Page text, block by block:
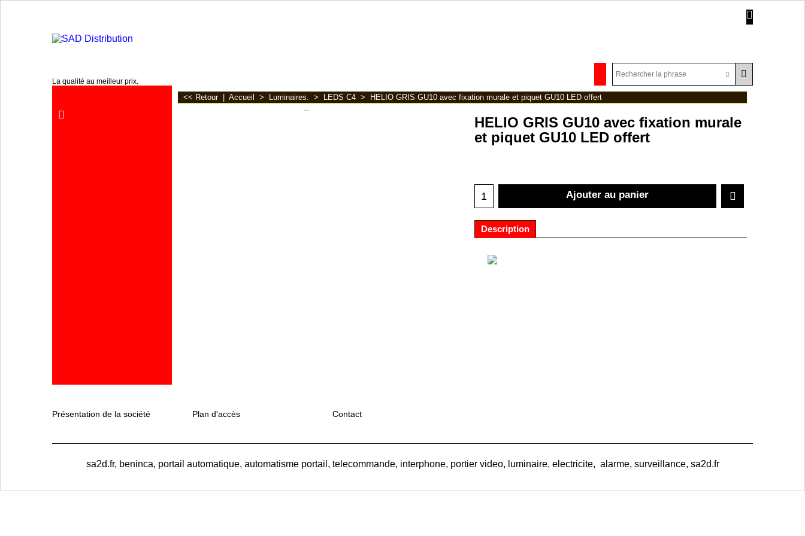
La qualité au meilleur prix.
<< Retour Accueil > Luminaires. > LEDS C4 > HELIO GRIS GU10 avec fixation murale et piquet GU10 LED offert
HELIO GRIS GU10 avec fixation murale
et piquet GU10 LED offert
Ajouter au panier
Description
Présentation de la société Plan d'accès Contact
sa2d.fr, beninca, portail automatique, automatisme portail, telecommande, interphone, portier video, luminaire, electricite, alarme, surveillance, sa2d.fr